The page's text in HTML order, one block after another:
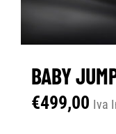
BABY
€499,00 Iva